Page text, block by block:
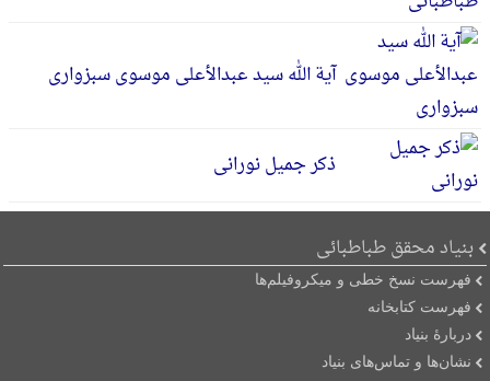
آیة الله سید عبدالأعلی موسوی سبزواری
ذکر جمیل نورانی
بنیاد محقق طباطبائی
فهرست نسخ خطی و میکروفیلم‌ها
فهرست کتابخانه
دربارۀ بنیاد
نشان‌ها و تماس‌های بنیاد